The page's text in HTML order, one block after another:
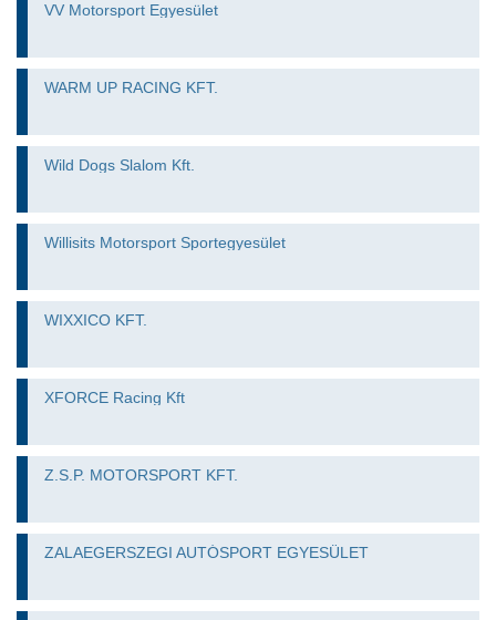
VV Motorsport Egyesület
WARM UP RACING KFT.
Wild Dogs Slalom Kft.
Willisits Motorsport Sportegyesület
WIXXICO KFT.
XFORCE Racing Kft
Z.S.P. MOTORSPORT KFT.
ZALAEGERSZEGI AUTÓSPORT EGYESÜLET